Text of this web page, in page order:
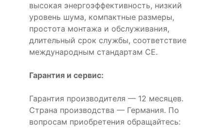
высокая энергоэффективность, низкий
уровень шума, компактные размеры,
простота монтажа и обслуживания,
длительный срок службы, соответствие
международным стандартам CE.
Гарантия и сервис:
Гарантия производителя — 12 месяцев.
Страна производства — Германия. По
вопросам приобретения обращайтесь: